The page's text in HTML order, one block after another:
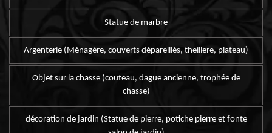
Statue de marbre
Argenterie (Ménagère, couverts dépareillés, theillere, plateau)
Objet sur la chasse (couteau, dague ancienne, trophée de
chasse)
décoration de jardin (Statue de pierre, potiche pierre et fonte